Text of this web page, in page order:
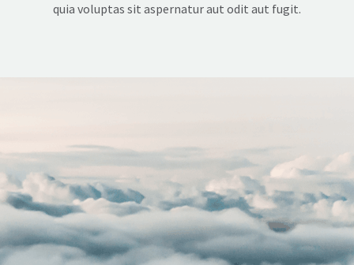
quia voluptas sit aspernatur aut odit aut fugit.